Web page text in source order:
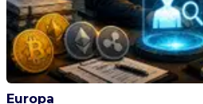
Europa